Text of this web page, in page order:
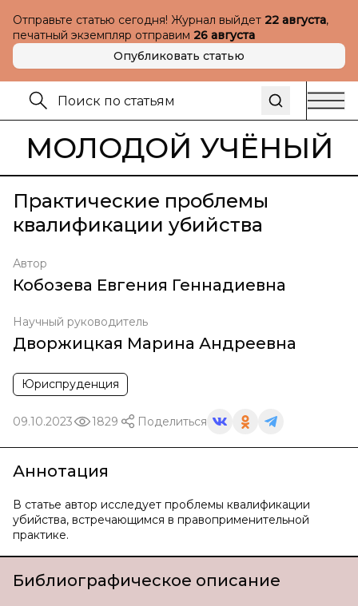
Отправьте статью сегодня! Журнал выйдет 22 августа,
печатный экземпляр отправим 26 августа
Опубликовать статью
МОЛОДОЙ УЧЁНЫЙ
Практические проблемы
квалификации убийства
Автор
Кобозева Евгения Геннадиевна
Научный руководитель
Дворжицкая Марина Андреевна
Юриспруденция
09.10.2023 1829 Поделиться
Аннотация
В статье автор исследует проблемы квалификации
убийства, встречающимся в правоприменительной
практике.
Библиографическое описание